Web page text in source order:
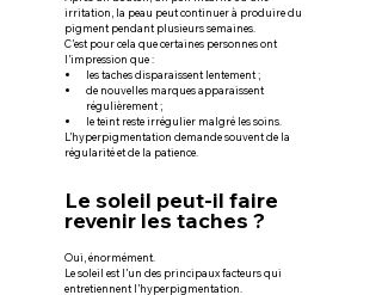
irritation, la peau peut continuer à produire du
pigment pendant plusieurs semaines.
C’est pour cela que certaines personnes ont
l’impression que :
les taches disparaissent lentement ;
de nouvelles marques apparaissent
régulièrement ;
le teint reste irrégulier malgré les soins.
L’hyperpigmentation demande souvent de la
régularité et de la patience.
Le soleil peut-il faire
revenir les taches ?
Oui, énormément.
Le soleil est l’un des principaux facteurs qui
entretiennent l’hyperpigmentation.